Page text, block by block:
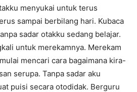
menyukai untuk terus
sampai berbilang hari. Kubaca
sadar otakku sedang belajar.
untuk merekamnya. Merekam
mencari cara bagaimana kira-
serupa. Tanpa sadar aku
puisi secara otodidak. Berguru